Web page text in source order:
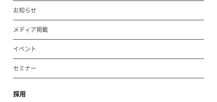
お知らせ
メディア掲載
イベント
セミナー
採用